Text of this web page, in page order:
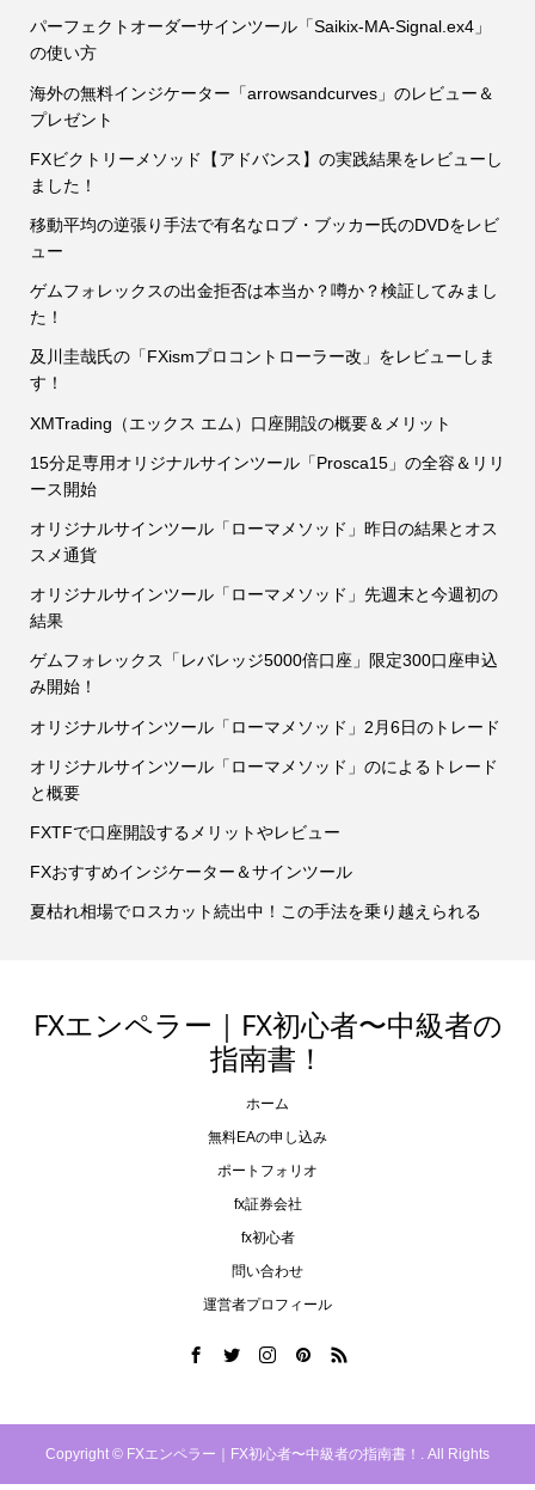
パーフェクトオーダーサインツール「Saikix-MA-Signal.ex4」
の使い方
海外の無料インジケーター「arrowsandcurves」のレビュー＆
プレゼント
FXビクトリーメソッド【アドバンス】の実践結果をレビューし
ました！
移動平均の逆張り手法で有名なロブ・ブッカー氏のDVDをレビ
ュー
ゲムフォレックスの出金拒否は本当か？噂か？検証してみまし
た！
及川圭哉氏の「FXismプロコントローラー改」をレビューしま
す！
XMTrading（エックス エム）口座開設の概要＆メリット
15分足専用オリジナルサインツール「Prosca15」の全容＆リリ
ース開始
オリジナルサインツール「ローマメソッド」昨日の結果とオス
スメ通貨
オリジナルサインツール「ローマメソッド」先週末と今週初の
結果
ゲムフォレックス「レバレッジ5000倍口座」限定300口座申込
み開始！
オリジナルサインツール「ローマメソッド」2月6日のトレード
オリジナルサインツール「ローマメソッド」のによるトレード
と概要
FXTFで口座開設するメリットやレビュー
FXおすすめインジケーター＆サインツール
夏枯れ相場でロスカット続出中！この手法を乗り越えられる
FXエンペラー｜FX初心者〜中級者の
指南書！
ホーム
無料EAの申し込み
ポートフォリオ
fx証券会社
fx初心者
問い合わせ
運営者プロフィール
Copyright © FXエンペラー｜FX初心者〜中級者の指南書！. All Rights